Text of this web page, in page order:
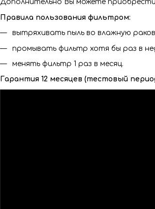
Дополнительно Вы можете приобрести
Правила пользования фильтром:
вытряхивать пыль во влажную
промывать фильтр хотя бы раз в
менять фильтр 1 раз в месяц.
Гарантия 12 месяцев (тестовый